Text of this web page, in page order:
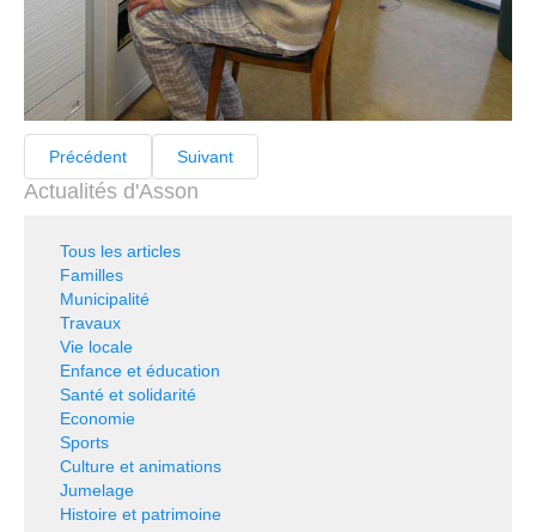
Précédent Suivant
Actualités d'Asson
Tous les articles
Familles
Municipalité
Travaux
Vie locale
Enfance et éducation
Santé et solidarité
Economie
Sports
Culture et animations
Jumelage
Histoire et patrimoine